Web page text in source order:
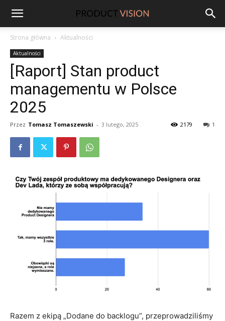
ProductVision
Strona główna Aktualności
Aktualności
[Raport] Stan product
managementu w Polsce
2025
Przez Tomasz Tomaszewski - 3 lutego, 2025 1
2179
Razem z ekipą „Dodane do backlogu”, przeprowadziliśmy